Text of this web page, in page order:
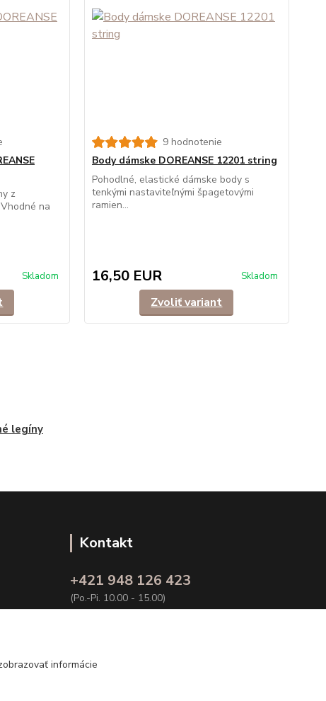
z
na
Skladom
9 hodnotenie
Body dámske DOREANSE 12201 string
Pohodlné, elastické dámske body s
tenkými nastaviteľnými špagetovými
ramien...
16,50 EUR Skladom
Zvoliť variant
legíny
Kontakt
+421 948 126 423
(Po.-Pi. 10.00 - 15.00)
informácie